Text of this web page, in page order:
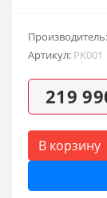
Производитель:
Артикул: PK001
219
В корзину